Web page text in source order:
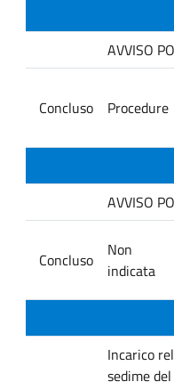
AVVISO
Concluso Procedure
AVVISO
Concluso
Non
indicata
Incarico
sedime